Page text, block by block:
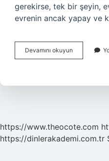
gerekirse, tek bir şeyin,
evrenin ancak yapay ve
Devamını okuyun
Nedir
https://www.theocote.com
https://dinlerakademi.com.tr